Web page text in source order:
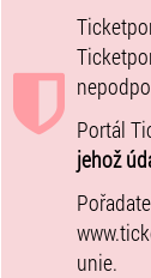
Portál
jehož
unie.